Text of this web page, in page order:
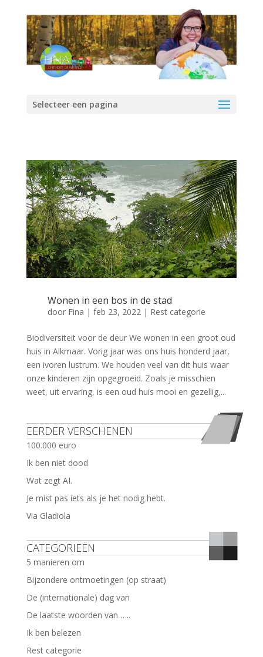
Selecteer een pagina
Wonen in een bos in de stad
door Fina | feb 23, 2022| Rest categorie
Biodiversiteit voor de deur We wonen in een groot oud
huis in Alkmaar. Vorig jaar was ons huis honderd jaar,
een ivoren lustrum. We houden veel van dit huis waar
onze kinderen zijn opgegroeid. Zoals je misschien
weet, uit ervaring, is een oud huis mooi en gezellig,...
EERDER VERSCHENEN
100.000 euro
Ik ben niet dood
Wat zegt AI.
Je mist pas iets als je het nodig hebt.
Via Gladiola
CATEGORIEËN
5 manieren om
Bijzondere ontmoetingen (op straat)
De (internationale) dag van
De laatste woorden van …..
Ik ben belezen
Rest categorie